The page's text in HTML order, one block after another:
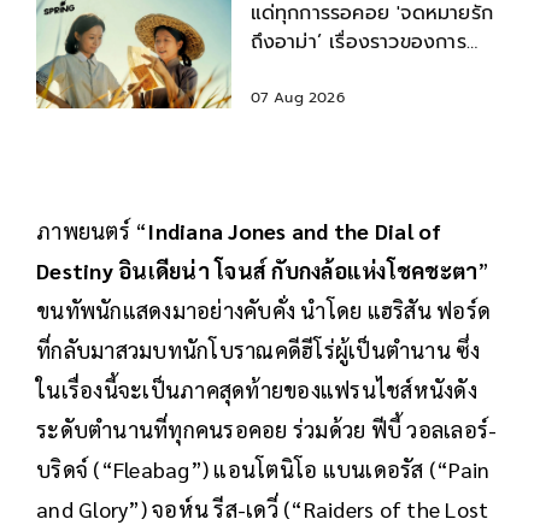
แด่ทุกการรอคอย 'จดหมายรัก
ถึงอาม่า’ เรื่องราวของการ
จดหมายข้ามแผ่นดิน
07 Aug 2026
ภาพยนตร์ “Indiana Jones and the Dial of
Destiny อินเดียน่า โจนส์ กับกงล้อแห่งโชคชะตา”
ขนทัพนักแสดงมาอย่างคับคั่ง นำโดย แฮริสัน ฟอร์ด
ที่กลับมาสวมบทนักโบราณคดีฮีโร่ผู้เป็นตำนาน ซึ่ง
ในเรื่องนี้จะเป็นภาคสุดท้ายของแฟรนไชส์หนังดัง
ระดับตำนานที่ทุกคนรอคอย ร่วมด้วย ฟีบี้ วอลเลอร์-
บริดจ์ (“Fleabag”) แอนโตนิโอ แบนเดอรัส (“Pain
and Glory”) จอห์น รีส-เดวี่ (“Raiders of the Lost